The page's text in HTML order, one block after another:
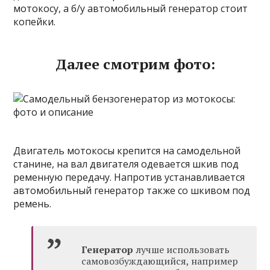
мотокосу, а б/у автомобильный генератор стоит
копейки.
Далее смотрим фото:
Двигатель мотокосы крепится на самодельной
станине, на вал двигателя одевается шкив под
ременную передачу. Напротив устанавливается
автомобильный генератор также со шкивом под
ремень.
Генератор лучше использовать
самовозбуждающийся, например